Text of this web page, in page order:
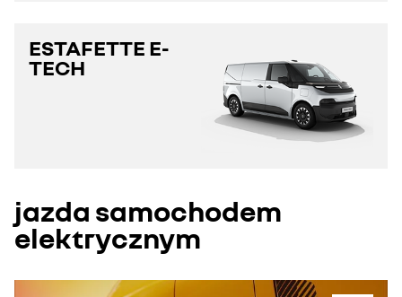
ESTAFETTE E-
TECH
jazda samochodem
elektrycznym